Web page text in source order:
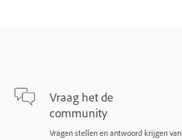
Vraag het de
community
Vragen stellen en antwoord krijgen van